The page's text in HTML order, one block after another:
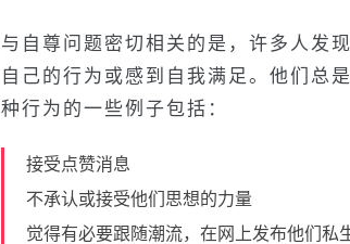
与自尊问题密切相关的是，许多人发
自己的行为或感到自我满足。他们总
种行为的一些例子包括：
接受点赞消息
不承认或接受他们思想的力量
觉得有必要跟随潮流，在网上发布他们私